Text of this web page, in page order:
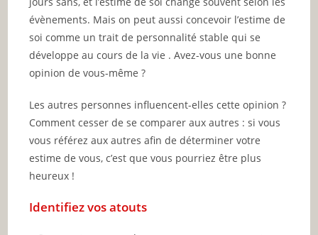
évènements. Mais on peut aussi concevoir l’estime de
soi comme un trait de personnalité stable qui se
développe au cours de la vie . Avez-vous une bonne
opinion de vous-même ?
Les autres personnes influencent-elles cette opinion ?
Comment cesser de se comparer aux autres : si vous
vous référez aux autres afin de déterminer votre
estime de vous, c’est que vous pourriez être plus
heureux !
Identifiez vos atouts